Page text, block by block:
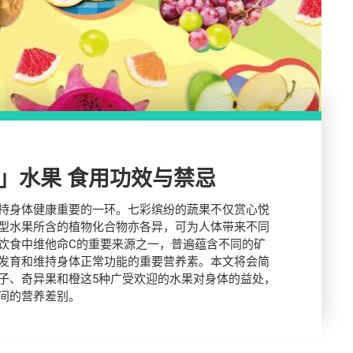
水果 食用功效与禁忌
身体健康重要的一环。七彩缤纷的蔬果不仅赏心悦
水果所含的植物化合物亦各异，可为人体带来不同
食中维他命C的重要来源之一，普遍蕴含不同的矿
育和维持身体正常功能的重要营养素。本文将会简
、奇异果和橙这5种广受欢迎的水果对身体的益处，
的营养差别。